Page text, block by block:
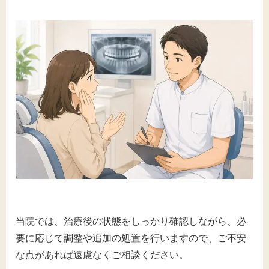
当院では、治療後の状態をしっかり確認しながら、必
要に応じて調整や追加の処置を行いますので、ご不安
な点があれば遠慮なくご相談ください。